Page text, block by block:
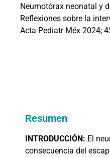
Neumotórax neonatal y
Reflexiones sobre la
Acta Pediatr Méx 2024;
Resumen
INTRODUCCIÓN: El
consecuencia del